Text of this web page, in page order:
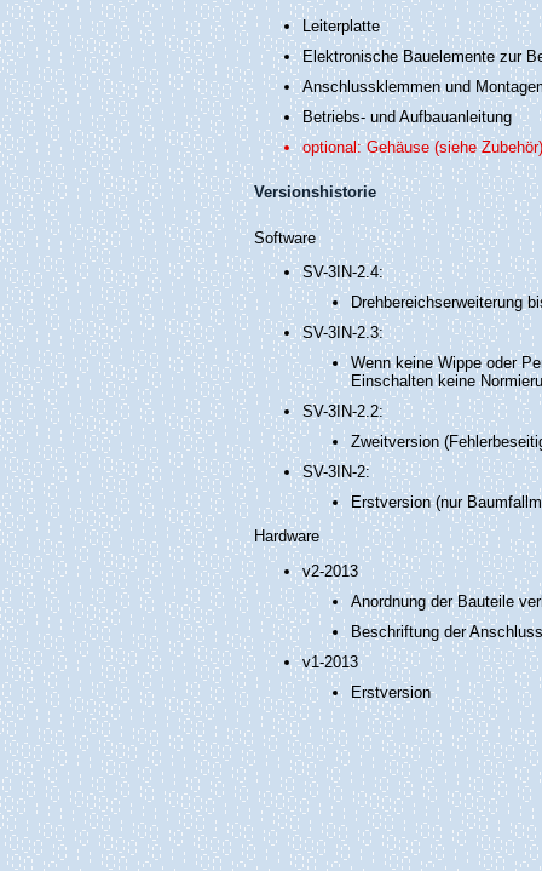
Leiterplatte
Elektronische Bauelemente zur
Anschlussklemmen und
Betriebs- und Aufbauanleitung
optional: Gehäuse (siehe Zubehör)
Versionshistorie
Software
SV-3IN-2.4:
Drehbereichserweiterung
SV-3IN-2.3:
Wenn keine Wippe oder
Einschalten keine
SV-3IN-2.2:
Zweitversion
SV-3IN-2:
Erstversion (nur
Hardware
v2-2013
Anordnung der Bauteile
Beschriftung der
v1-2013
Erstversion